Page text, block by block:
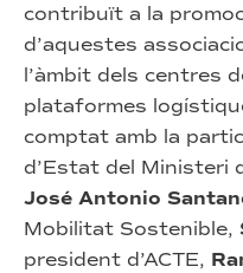
contribuït a la
d’aquestes
l’àmbit dels centres
plataformes
comptat amb la
d’Estat del Ministeri
José Antonio
Mobilitat Sostenible,
president d’ACTE,